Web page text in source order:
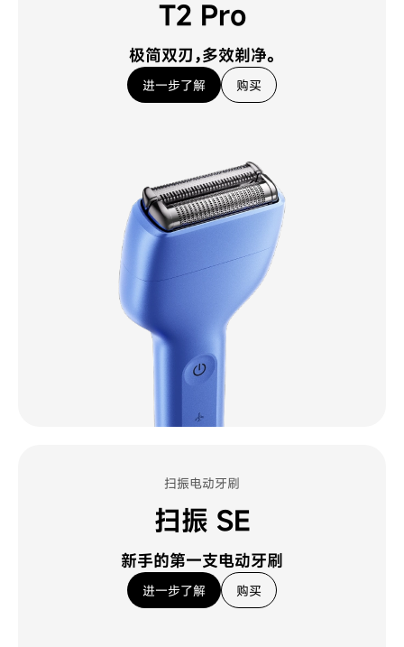
T2 Pro
极简双刃，多效剃净。
进一步了解 购买
扫振电动牙刷
扫振 SE
新手的第一支电动牙刷
进一步了解 购买